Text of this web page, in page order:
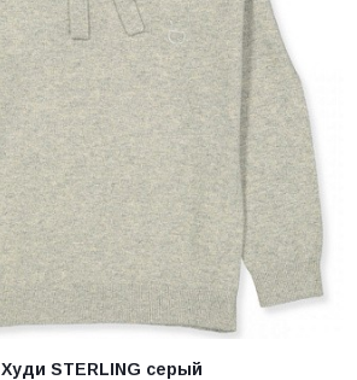
Худи STERLING серый